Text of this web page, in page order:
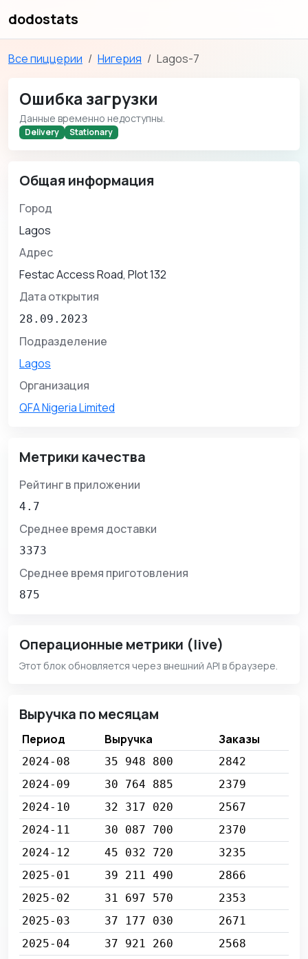
dodostats
Все пиццерии Нигерия Lagos-7
Ошибка загрузки
Данные временно недоступны.
Delivery Stationary
Общая информация
Город
Lagos
Адрес
Festac Access Road, Plot 132
Дата открытия
28.09.2023
Подразделение
Lagos
Организация
QFA Nigeria Limited
Метрики качества
Рейтинг в приложении
4.7
Среднее время доставки
3373
Среднее время приготовления
875
Операционные метрики (live)
Этот блок обновляется через внешний API в браузере.
Выручка по месяцам
Период Выручка Заказы
2024-08 35 948 800
2842
2024-09
30 764 885
2379
2024-10
32 317 020
2567
2024-11
30 087 700
2370
2024-12
45 032 720
3235
2025-01
39 211 490
2866
2025-02
31 697 570
2353
2025-03
37 177 030
2671
2025-04
37 921 260
2568